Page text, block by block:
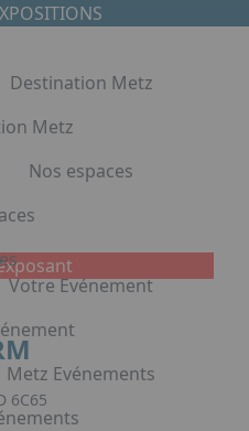
Destination Metz
Metz
Nos espaces
du Centre de Conventions
de Conventions
& conférence
Votre Evénement
Metz Evénements
6C65